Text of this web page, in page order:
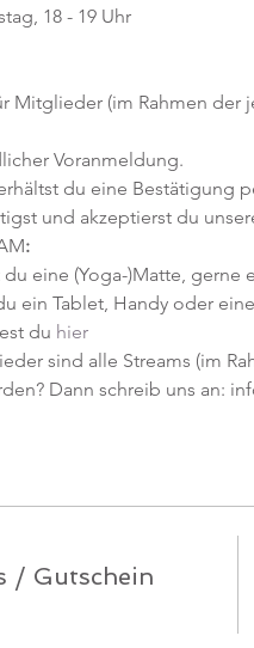
18 - 19 Uhr
Mitglieder (im Rahmen
Voranmeldung.
du eine Bestätigung
und akzeptierst du
:
eine (Yoga-)Matte,
ein Tablet, Handy oder
du hier
sind alle Streams (im
Dann schreib uns an:
/ Gutschein